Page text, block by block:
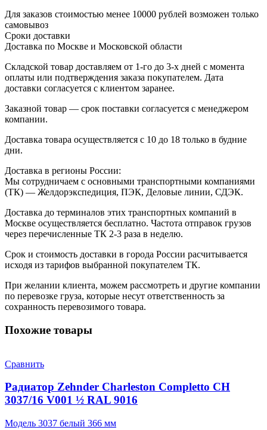
Для заказов стоимостью менее 10000 рублей возможен только
самовывоз
Сроки доставки
Доставка по Москве и Московской области
Складской товар доставляем от 1-го до 3-х дней с момента
оплаты или подтверждения заказа покупателем. Дата
доставки согласуется с клиентом заранее.
Заказной товар — срок поставки согласуется с менеджером
компании.
Доставка товара осуществляется с 10 до 18 только в будние
дни.
Доставка в регионы России:
Мы сотрудничаем с основными транспортными компаниями
(ТК) — Желдорэкспедиция, ПЭК, Деловые линии, СДЭК.
Доставка до терминалов этих транспортных компаний в
Москве осуществляется бесплатно. Частота отправок грузов
через перечисленные ТК 2-3 раза в неделю.
Срок и стоимость доставки в города России расчитывается
исходя из тарифов выбранной покупателем ТК.
При желании клиента, можем рассмотреть и другие компании
по перевозке груза, которые несут ответственность за
сохранность перевозимого товара.
Похожие товары
Сравнить
Радиатор Zehnder Charleston Completto CH
3037/16 V001 ½ RAL 9016
Модель 3037 белый 366 мм